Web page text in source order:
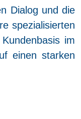
Dia­log und die
spe­zia­li­sier­ten
im
einen star­ken